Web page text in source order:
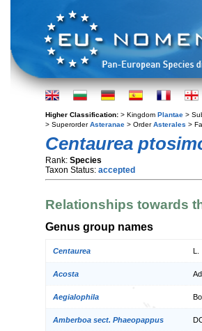
Higher Classification: > Kingdom Plantae >
> SuperorderAsteranae > OrderAsterales >
Centaurea
Rank: Species
Taxon Status: accepted
Relationships towards
Genus group names
Centaurea
Acosta
Aegialophila
Amberboa sect. Phaeopappus